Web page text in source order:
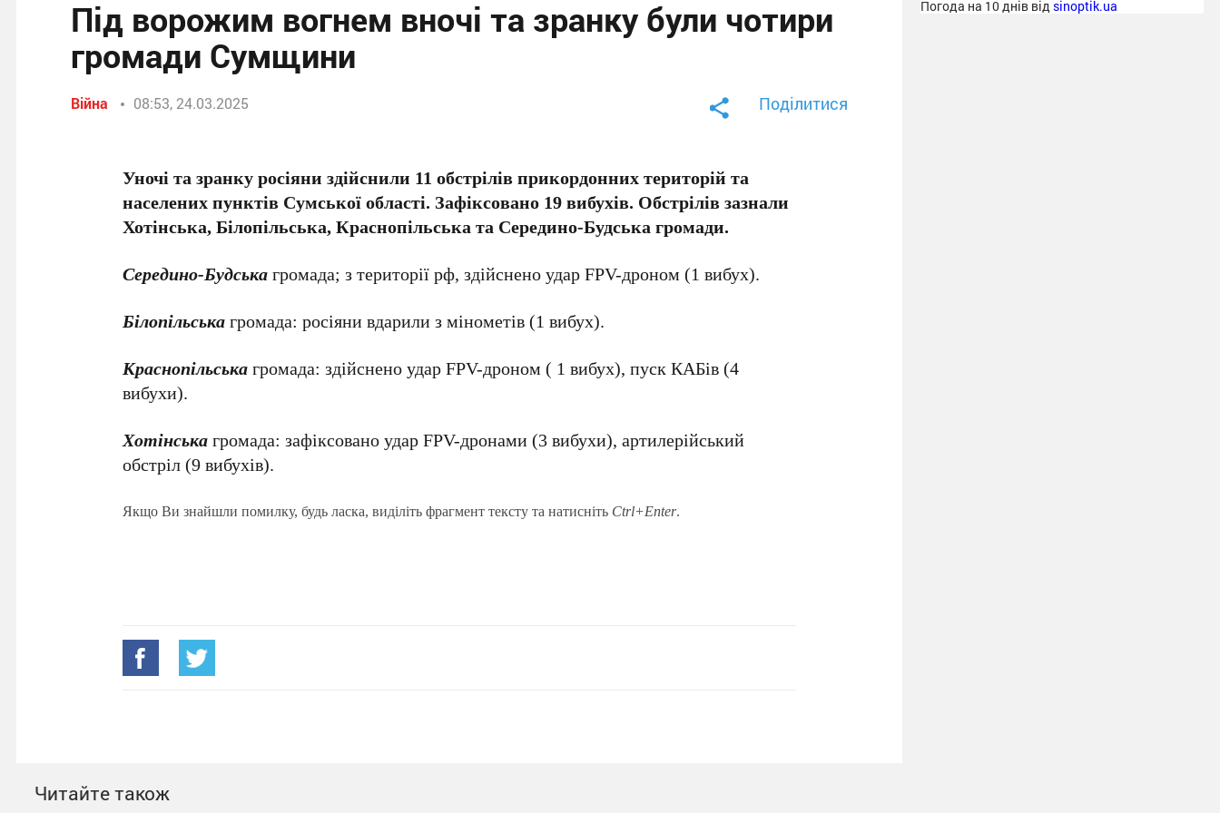
Під ворожим вогнем вночі та зранку були чотири
громади Сумщини
Війна 08:53, 24.03.2025 Поділитися
Уночі та зранку росіяни здійснили 11 обстрілів прикордонних територій та
населених пунктів Сумської області. Зафіксовано 19 вибухів. Обстрілів зазнали
Хотінська, Білопільська, Краснопільська та Середино-Будська громади.
Середино-Будськагромада; з території рф, здійснено удар FPV-дроном (1 вибух).
Білопільськагромада: росіяни вдарили з мінометів (1 вибух).
Краснопільськагромада: здійснено удар FPV-дроном ( 1 вибух), пуск КАБів (4
вибухи).
Хотінськагромада: зафіксовано удар FPV-дронами (3 вибухи), артилерійський
обстріл (9 вибухів).
Якщо Ви знайшли помилку, будь ласка, виділіть фрагмент тексту та натисніть Ctrl+Enter.
Читайте також
Погода на 10 днів від sinoptik.ua